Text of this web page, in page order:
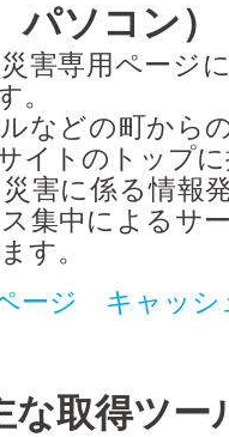
パソコン）
害専用ページ
。
などの町から
イトのトップ
害に係る情報
集中によるサ
す。
ージ キャッシ
な取得ツー